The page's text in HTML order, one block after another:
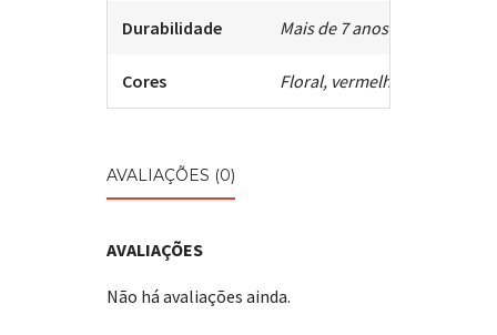
Durabilidade Mais de 7 anos.
Cores Floral, vermelho e rosa
AVALIAÇÕES (0)
AVALIAÇÕES
Não há avaliações ainda.